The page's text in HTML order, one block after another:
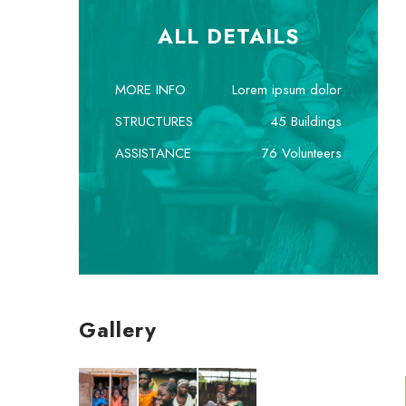
ALL DETAILS
MORE INFO
Lorem ipsum dolor
STRUCTURES
45 Buildings
ASSISTANCE
76 Volunteers
Gallery